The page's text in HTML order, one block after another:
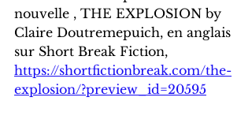
nouvelle , THE EXPLOSION by
Claire Doutremepuich, en anglais
sur Short Break Fiction,
https://shortfictionbreak.com/the-
explosion/?preview_id=20595